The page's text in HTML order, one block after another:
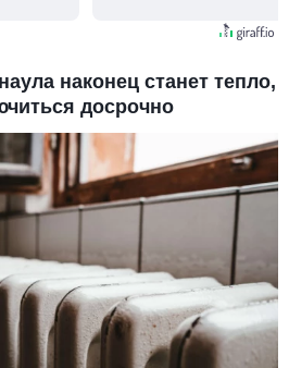
наконец станет тепло,
досрочно